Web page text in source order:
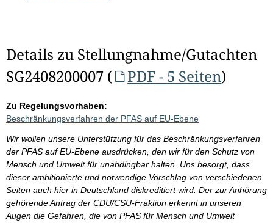
Details zu Stellungnahme/Gutachten
SG2408200007 (
PDF - 5 Seiten)
Zu Regelungsvorhaben:
Beschränkungsverfahren der PFAS auf EU-Ebene
Wir wollen unsere Unterstützung für das Beschränkungsverfahren
der PFAS auf EU-Ebene ausdrücken, den wir für den Schutz von
Mensch und Umwelt für unabdingbar halten. Uns besorgt, dass
dieser ambitionierte und notwendige Vorschlag von verschiedenen
Seiten auch hier in Deutschland diskreditiert wird. Der zur Anhörung
gehörende Antrag der CDU/CSU-Fraktion erkennt in unseren
Augen die Gefahren, die von PFAS für Mensch und Umwelt